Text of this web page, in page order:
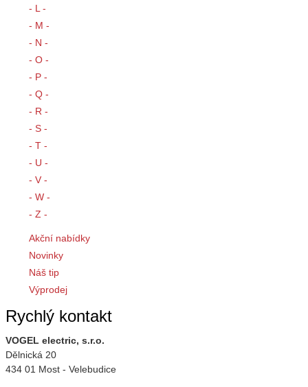
- L -
- M -
- N -
- O -
- P -
- Q -
- R -
- S -
- T -
- U -
- V -
- W -
- Z -
Akční nabídky
Novinky
Náš tip
Výprodej
Rychlý kontakt
VOGEL electric, s.r.o.
Dělnická 20
434 01 Most - Velebudice